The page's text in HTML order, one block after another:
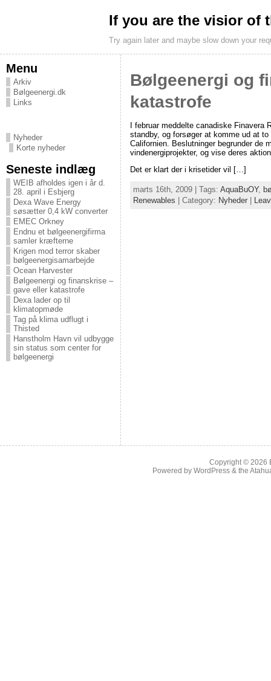
If you are the visior of
Try again later and maybe slow down your
Menu
Arkiv
Bølgeenergi.dk
Links
Nyheder
Korte nyheder
Seneste indlæg
WEIB afholdes igen i år d.
28. april i Esbjerg
Dexa Wave Energy
søsætter 0,4 kW converter
EMEC Orkney
Endnu et bølgeenergifirma
samler kræfterne
Krigen mod terror skaber
bølgeenergisamarbejde
Ocean Harvester
Bølgeenergi og finanskrise –
gave eller katastrofe
Dexa lader op til
klimatopmøde
Tag på klima udflugt i
Thisted
Hanstholm Havn vil udbygge
sin status som center for
bølgeenergi
Bølgeenergi og
katastrofe
I februar meddelte canadiske
standby, og forsøger at komme ud at
Californien. Beslutninger begrunder de
vindenergiprojekter, og vise deres
Det er klart der i krisetider vil […]
marts 16th, 2009 | Tags: AquaBuOY,
Renewables | Category: Nyheder
Copyright © 2026
Powered by WordPress & the